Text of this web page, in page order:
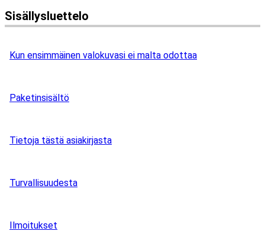
Sisällysluettelo
Kun ensimmäinen valokuvasi ei malta odottaa
Paketinsisältö
Tietoja tästä asiakirjasta
Turvallisuudesta
Ilmoitukset